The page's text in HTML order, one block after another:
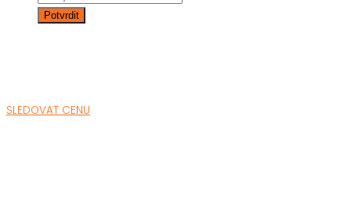
SLEDOVAT CENU